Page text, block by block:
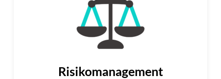
Risikomanagement